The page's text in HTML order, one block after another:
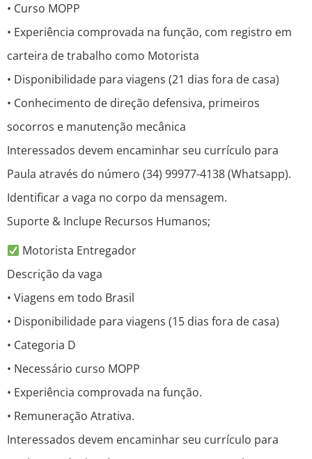
• Curso MOPP
• Experiência comprovada na função, com registro em
carteira de trabalho como Motorista
• Disponibilidade para viagens (21 dias fora de casa)
• Conhecimento de direção defensiva, primeiros
socorros e manutenção mecânica
Interessados devem encaminhar seu currículo para
Paula através do número (34) 99977-4138 (Whatsapp).
Identificar a vaga no corpo da mensagem.
Suporte & Inclupe Recursos Humanos;
Motorista Entregador
Descrição da vaga
• Viagens em todo Brasil
• Disponibilidade para viagens (15 dias fora de casa)
• Categoria D
• Necessário curso MOPP
• Experiência comprovada na função.
• Remuneração Atrativa.
Interessados devem encaminhar seu currículo para